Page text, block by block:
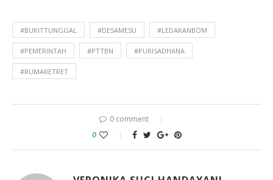
#BUKITTUNGGAL #DESAMESU #LEDAKANBOM
#PEMERINTAH #PTTBN #PURISADHANA
#RUMARETRET
0 comment
0